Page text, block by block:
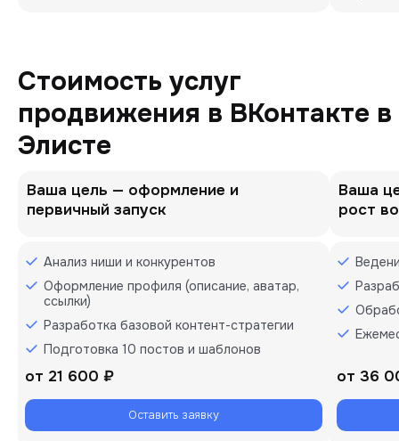
Стоимость услуг
продвижения в ВКонтакте в
Элисте
Ваша цель — оформление и
первичный запуск
Анализ ниши и конкурентов
Оформление профиля (описание, аватар,
ссылки)
Разработка базовой контент-стратегии
Подготовка 10 постов и шаблонов
от 21 600 ₽
Оставить заявку
Ваша
рост
от 36